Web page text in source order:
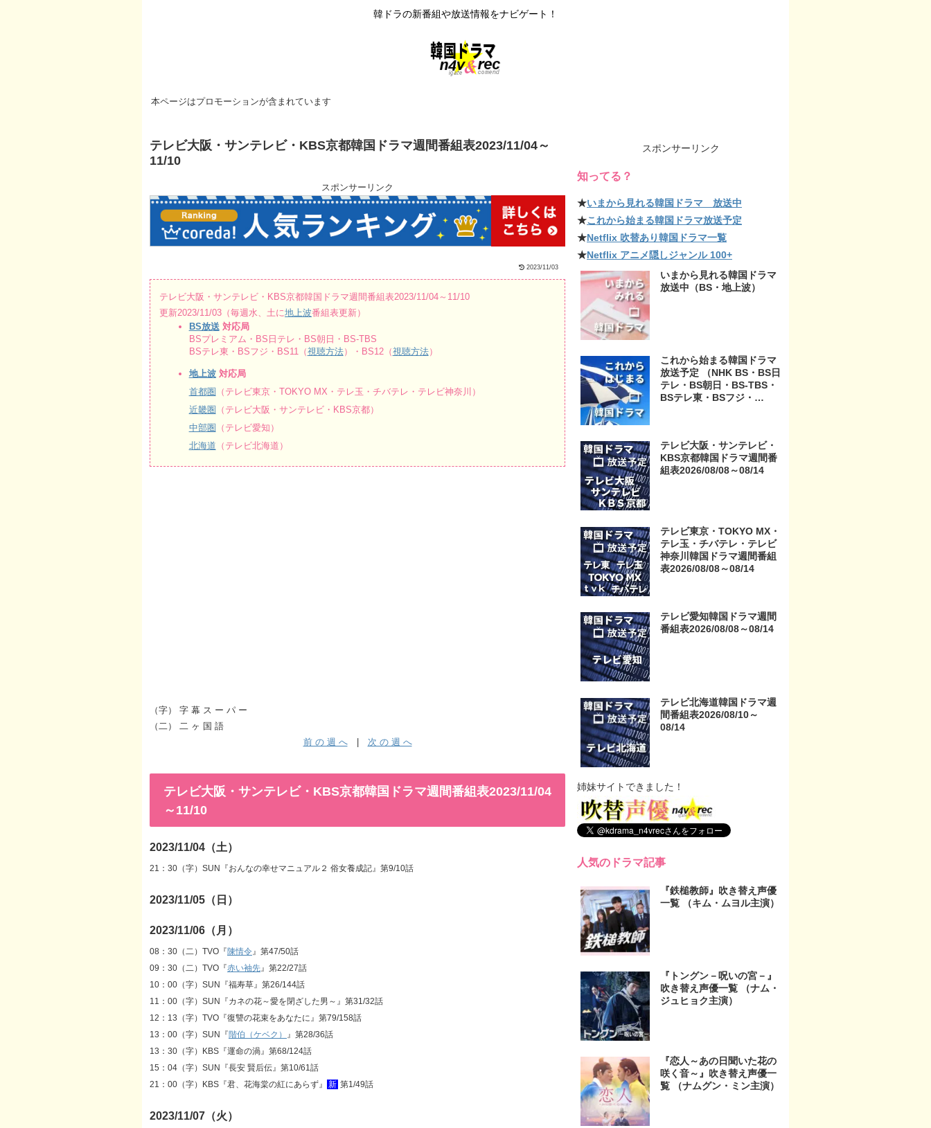
韓ドラの新番組や放送情報をナビゲート！
本ページはプロモーションが含まれています
テレビ大阪・サンテレビ・KBS京都韓国ドラマ週間番組表2023/11/04～
11/10
スポンサーリンク
2023/11/03
テレビ大阪・サンテレビ・KBS京都韓国ドラマ週間番組表2023/11/04～11/10
更新2023/11/03（毎週水、土に地上波番組表更新）
BS放送対応局
BSプレミアム・BS日テレ・BS朝日・BS-TBS
BSテレ東・BSフジ・BS11（視聴方法）・BS12（視聴方法）
地上波対応局
首都圏
（テレビ東京・TOKYO MX・テレ玉・チバテレ・テレビ神奈川）
近畿圏
（テレビ大阪・サンテレビ・KBS京都）
中部圏
（テレビ愛知）
北海道 （テレビ北海道）
（字） 字 幕 ス ー パ ー
（二） 二 ヶ 国 語
前 の 週 へ| 次 の 週 へ
テレビ大阪・サンテレビ・KBS京都韓国ドラマ週間番組表2023/11/04
～11/10
2023/11/04（土）
21：30（字）SUN『おんなの幸せマニュアル２ 俗女養成記』第9/10話
2023/11/05（日）
2023/11/06（月）
08：30（二）TVO『陳情令』第47/50話
09：30（二）TVO『赤い袖先』第22/27話
10：00（字）SUN『福寿草』第26/144話
11：00（字）SUN『カネの花～愛を閉ざした男～』第31/32話
12：13（字）TVO『復讐の花束をあなたに』第79/158話
13：00（字）SUN『階伯（ケベク） 』第28/36話
13：30（字）KBS『運命の渦』第68/124話
15：04（字）SUN『長安 賢后伝』第10/61話
21：00（字）KBS『君、花海棠の紅にあらず』
新 第1/49話
2023/11/07（火）
スポンサーリンク
知ってる？
★いまから見れる韓国ドラマ 放送中
★これから始まる韓国ドラマ放送予定
★Netflix 吹替あり韓国ドラマ一覧
★Netflix アニメ隠しジャンル 100+
いまから見れる韓国ドラマ
放送中（BS・地上波）
これから始まる韓国ドラマ
放送予定 （NHK BS・BS日
テレ・BS朝日・BS-TBS・
BSテレ東・BSフジ・
テレビ大阪・サンテレビ・
KBS京都・テレビ愛知・テ
レビ北海道）
テレビ大阪・サンテレビ・
KBS京都韓国ドラマ週間番
組表2026/08/08～08/14
テレビ東京・TOKYO MX・
テレ玉・チバテレ・テレビ
神奈川韓国ドラマ週間番組
表2026/08/08～08/14
テレビ愛知韓国ドラマ週間
番組表2026/08/08～08/14
テレビ北海道韓国ドラマ週
間番組表2026/08/10～
08/14
姉妹サイトできました！
人気のドラマ記事
『鉄槌教師』吹き替え声優
一覧 （キム・ムヨル主演）
『トングン－呪いの宮－』
吹き替え声優一覧 （ナム・
ジュヒョク主演）
『恋人～あの日聞いた花の
咲く音～』吹き替え声優一
覧 （ナムグン・ミン主演）